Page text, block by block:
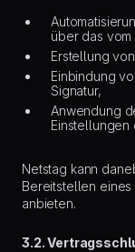
über das
Erstellung
Einbindung
Signatur,
Anwendung
Netstag kann
Bereitstellen
anbieten.
3.2.